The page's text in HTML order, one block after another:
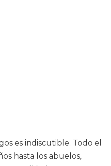
es indiscutible. Todo el
hasta los abuelos,